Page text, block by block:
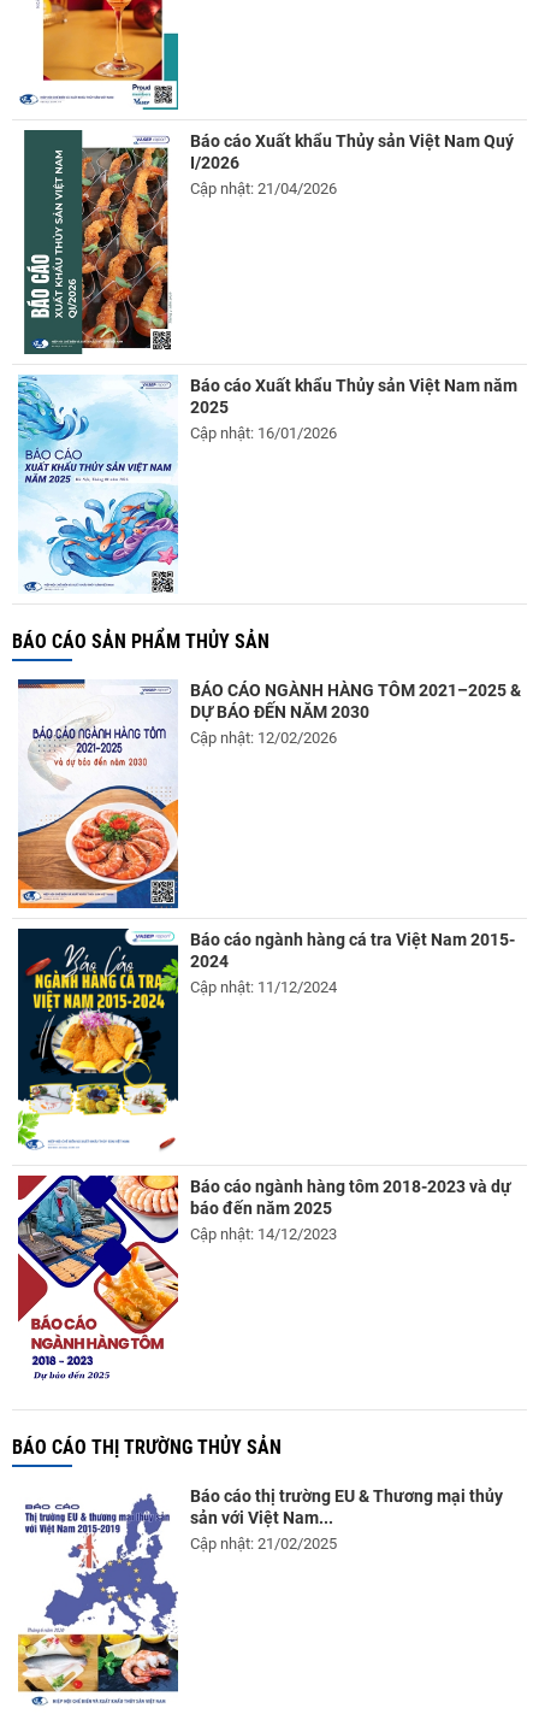
Báo cáo Xuất khẩu Thủy sản Việt Nam Quý
I/2026
Cập nhật: 21/04/2026
Báo cáo Xuất khẩu Thủy sản Việt Nam năm
2025
Cập nhật: 16/01/2026
BÁO CÁO SẢN PHẨM THỦY SẢN
BÁO CÁO NGÀNH HÀNG TÔM 2021–2025 &
DỰ BÁO ĐẾN NĂM 2030
Cập nhật: 12/02/2026
Báo cáo ngành hàng cá tra Việt Nam 2015-
2024
Cập nhật: 11/12/2024
Báo cáo ngành hàng tôm 2018-2023 và dự
báo đến năm 2025
Cập nhật: 14/12/2023
BÁO CÁO THỊ TRƯỜNG THỦY SẢN
Báo cáo thị trường EU & Thương mại thủy
sản với Việt Nam...
Cập nhật: 21/02/2025